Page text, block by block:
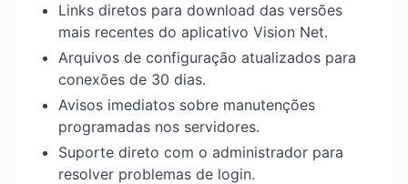
Links diretos para download das versões
mais recentes do aplicativo Vision Net.
Arquivos de configuração atualizados para
conexões de 30 dias.
Avisos imediatos sobre manutenções
programadas nos servidores.
Suporte direto com o administrador para
resolver problemas de login.